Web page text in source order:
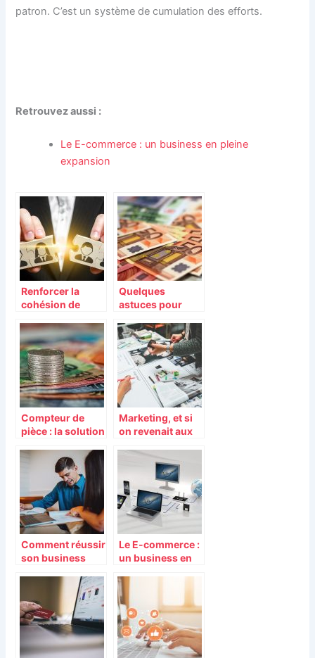
patron. C’est un système de cumulation des efforts.
Retrouvez aussi :
Le E-commerce : un business en pleine
expansion
Renforcer la
cohésion de
Quelques
astuces pour
compteuse de
billets
Compteur de
pièce : la solution
rapidement les
monnaies
Marketing, et si
on revenait aux
Comment réussir
son business
commerce ?
Le E-commerce :
un business en